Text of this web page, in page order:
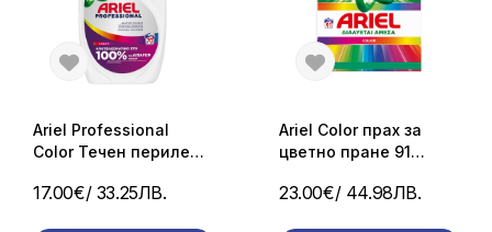
17.00€/ 33.25ЛВ.
Ariel Professional
Color Течен перилен
пране 3.75 л / 70
23.00€/ 44.98ЛВ.
Ariel Color прах за
цветно пране 91